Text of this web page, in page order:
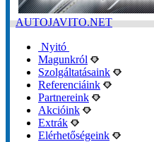
AUTOJAVITO.NET
Nyitó
Magunkról
Szolgáltatásaink
Referenciáink
Partnereink
Akcióink
Extrák
Elérhetőségeink